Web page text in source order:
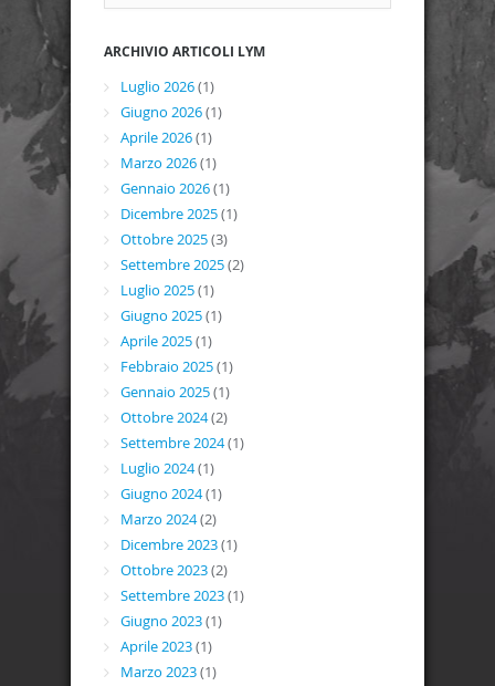
ARCHIVIO ARTICOLI LYM
Luglio 2026(1)
Giugno 2026(1)
Aprile 2026(1)
Marzo 2026(1)
Gennaio 2026(1)
Dicembre 2025(1)
Ottobre 2025(3)
Settembre 2025(2)
Luglio 2025(1)
Giugno 2025(1)
Aprile 2025(1)
Febbraio 2025(1)
Gennaio 2025(1)
Ottobre 2024(2)
Settembre 2024(1)
Luglio 2024(1)
Giugno 2024(1)
Marzo 2024(2)
Dicembre 2023(1)
Ottobre 2023(2)
Settembre 2023(1)
Giugno 2023(1)
Aprile 2023(1)
Marzo 2023(1)